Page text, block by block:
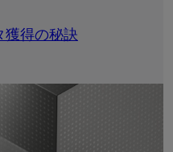
獲得の秘訣